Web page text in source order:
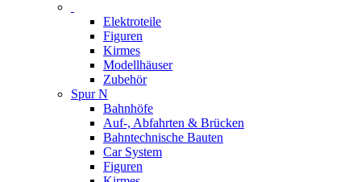
Elektroteile
Figuren
Kirmes
Modellhäuser
Zubehör
Spur N
Bahnhöfe
Auf-, Abfahrten & Brücken
Bahntechnische Bauten
Car System
Figuren